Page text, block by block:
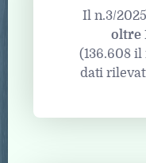
Il n.3/
oltre
(136.608
dati